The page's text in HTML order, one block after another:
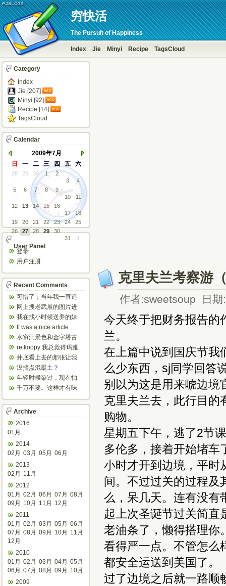
穷快活
The Pursuit of Happiness
Index Jie Minyi Recipe TagsCloud
克里夫兰考察游
作者:sweetsoup 日期
今天终于把财务报告的
兰。
在上篇中说到国庆节我
么少东西，sj同学回答
别以为这是用来唬边境
克里夫兰去，此行目的
购物。
星期五下午，逃了2节
多伦多，接着开始堵车
小时才开到边境，平时
间。不过过关的过程及
么，呆几天。连有没有
起上次圣诞节过关简直
老油条了，懒得搭理你
看得严一点。不管怎么
都安全运送到美国了。
过了边境之后就一路顺
Category
Index
Jie [207]
Minyi [92]
Recipe [14]
TagsCloud
Calendar
2009年7月
日
一 二 三 四 五 六
28 29 30 1
2
3
4
5
6 7 8
9
10
11
12
13 14 15
16
17
18
19
20 21 22 23 24
25
26
27 28 29
30
31
1
User Panel
登录
用户注册
Recent Comments
可惜了；当年我一直追
着这个，看博主夫妇一
步步在多伦...
网上搜老武展的图片进
来了，一晃是你十年前
的帖子，时...
我在找小时候送养的妹
妹，有人QQ找我说找到
了匹配的...
It was a nice article
and...
水帘洞景色和金字塔古
迹都不错。
re koopy:我总觉得玛雅
人见过外星人。不然哪...
井底看上去的那张让我
想起了蝙蝠侠。。下棋
那张会不会...
没搞点混凝土？
年轻时候染过，现在怕
伤头发不敢染了。不过
千万不要。这样才有味
气场。
Archive
2016
01月
2014
02月 03月 05月 06月
2013
02月
11月
2012
01月 02月 06月 07月 08月
09月
10月 11月
12月
2011
01月 02月 03月 05月 06月
07月 08月 09月 10月
11月
12月
2010
01月 02月 03月 04月 05月
06月 07月 08月 09月
10月
2009